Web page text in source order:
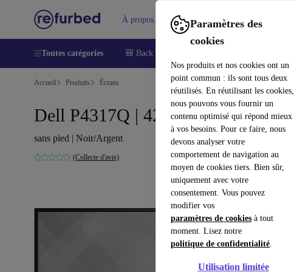
Paramètres des
cookies
Nos produits et nos cookies ont un
point commun : ils sont tous deux
réutilisés. En réutilisant les cookies,
nous pouvons vous fournir un
contenu optimisé qui répond mieux
à vos besoins. Pour ce faire, nous
devons analyser votre
comportement de navigation au
moyen de cookies tiers. Bien sûr,
uniquement avec votre
consentement. Vous pouvez
modifier vos
paramètres de cookies à tout
moment. Lisez notre
politique de confidentialité.
Utilisation limitée
À propos Aide
Toutes catégories 🎒 Back to school
Accueil Produits Écrans
Dell P4317Q | 42.5"
sans pied | Noir/Argent
(Collecte d'avis)